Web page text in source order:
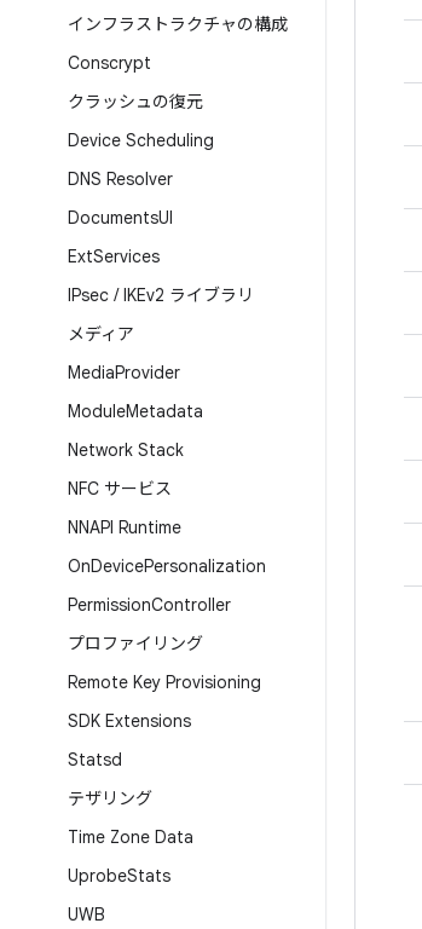
インフラストラクチャの構成
Conscrypt
クラッシュの復元
Device Scheduling
DNS Resolver
DocumentsUI
ExtServices
IPsec /IKEv2 ライブラリ
メディア
MediaProvider
ModuleMetadata
Network Stack
NFC サービス
NNAPI Runtime
OnDevicePersonalization
PermissionController
プロファイリング
Remote Key Provisioning
SDK Extensions
Statsd
テザリング
Time Zone Data
UprobeStats
UWB